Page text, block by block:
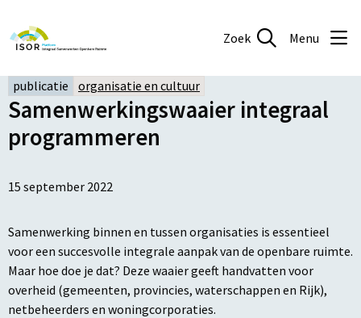
Zoek Menu
publicatie organisatie en cultuur
Samenwerkingswaaier integraal
programmeren
15 september 2022
Samenwerking binnen en tussen organisaties is essentieel
voor een succesvolle integrale aanpak van de openbare ruimte.
Maar hoe doe je dat? Deze waaier geeft handvatten voor
overheid (gemeenten, provincies, waterschappen en Rijk),
netbeheerders en woningcorporaties.